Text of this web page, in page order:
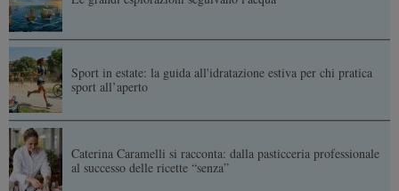
Sport in estate: la guida all'idratazione estiva per chi pratica
sport all’aperto
Caterina Caramelli si racconta: dalla pasticceria professionale
al successo delle ricette “senza”